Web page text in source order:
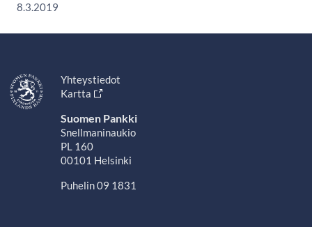
8.3.2019
Yhteystiedot
Kartta
Suomen Pankki
Snellmaninaukio
PL 160
00101 Helsinki
Puhelin 09 1831